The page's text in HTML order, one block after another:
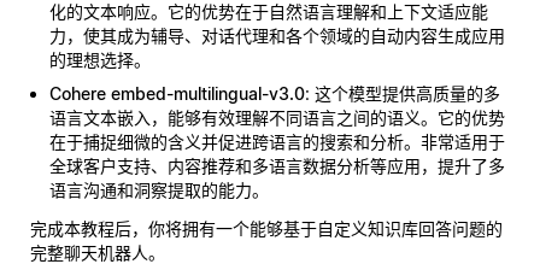
化的文本响应。它的优势在于自然语言理解和上下文适应能
力，使其成为辅导、对话代理和各个领域的自动内容生成应用
的理想选择。
Cohere embed-multilingual-v3.0: 这个模型提供高质量的多
语言文本嵌入，能够有效理解不同语言之间的语义。它的优势
在于捕捉细微的含义并促进跨语言的搜索和分析。非常适用于
全球客户支持、内容推荐和多语言数据分析等应用，提升了多
语言沟通和洞察提取的能力。
完成本教程后，你将拥有一个能够基于自定义知识库回答问题的
完整聊天机器人。